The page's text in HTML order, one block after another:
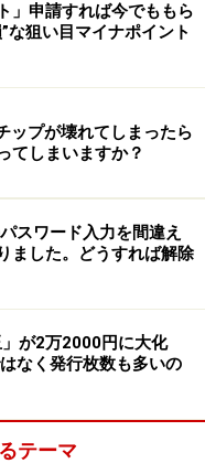
内閣の政策はどうな
です。
式を買うのを控えま
化しておこうという
挙期間中に株価が低
。
挙が株価下落を招く
内容をご確認くださ
」申請すれば今でももら
な狙い目マイナポイント
ップが壊れてしまったら
てしまいますか？
スワード入力を間違え
ました。どうすれば解除
」が2万2000円に大化
なく発行枚数も多いの
テーマ